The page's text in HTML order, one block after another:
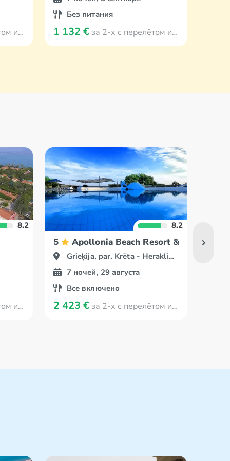
Viļņa
Без питания
1 132 € за 2-х с перелётом из Viļņa
8.2
Viļņa
8.2
5 Apollonia Beach Resort & Spa
Grieķija, par. Krēta - Herakliona
7 ночей, 29 августа
Все включено
2 423 € за 2-х с перелётом из Viļņa